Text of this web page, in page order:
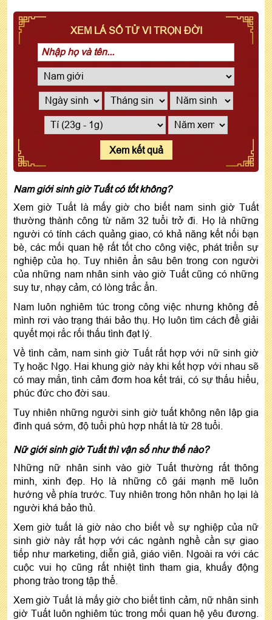
XEM LÁ SỐ TỬ VI TRỌN ĐỜI
Xem kết quả
Nam giới sinh giờ Tuất có tốt không?
Xem giờ Tuất là mấy giờ cho biết nam sinh giờ Tuất
thường thành công từ năm 32 tuổi trở đi. Họ là những
người có tính cách quảng giao, có khả năng kết nối bạn
bè, các mối quan hệ rất tốt cho công việc, phát triển sự
nghiệp của họ. Tuy nhiên ẩn sâu bên trong con người
của những nam nhân sinh vào giờ Tuất cũng có những
suy tư, nhạy cảm, có lòng trắc ẩn.
Nam luôn nghiêm túc trong công việc nhưng không để
mình rơi vào trạng thái bảo thụ. Họ luôn tìm cách để giải
quyết mọi rắc rối thấu tình đạt lý.
Về tình cảm, nam sinh giờ Tuất rất hợp với nữ sinh giờ
Tỵ hoặc Ngọ. Hai khung giờ này khi kết hợp với nhau sẽ
có may mắn, tình cảm đơm hoa kết trái, có sự thấu hiểu,
phúc đức cho đời sau.
Tuy nhiên những người sinh giờ tuất không nên lập gia
đình quá sớm, độ tuổi phù hợp nhất là từ 28 tuổi.
Nữ giới sinh giờ Tuất thì vận số như thế nào?
Những nữ nhân sinh vào giờ Tuất thường rất thông
minh, xinh đẹp. Họ là những cô gái mạnh mẽ luôn
hướng về phía trước. Tuy nhiên trong hôn nhân họ lại là
người khá bảo thủ.
Xem giờ tuất là giờ nào cho biết về sự nghiệp của nữ
sinh giờ này rất hợp với các ngành nghề cần sự giao
tiếp như marketing, diễn giả, giáo viên. Ngoài ra với các
cuộc vui họ cũng rất nhiệt tình tham gia, khuấy động
phong trào trong tập thể.
Xem giờ Tuất là mấy giờ cho biết tình cảm, nữ nhân sinh
giờ Tuất luôn nghiêm túc trong mối quan hệ yêu đương.